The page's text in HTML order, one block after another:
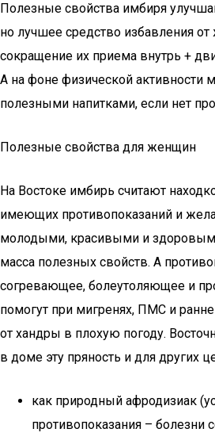
Полезные свойства имбиря
но лучшее средство избавления
сокращение их приема внутрь +
А на фоне физической активности
полезными напитками, если нет
Полезные свойства для женщин
На Востоке имбирь считают
имеющих противопоказаний и
молодыми, красивыми и
масса полезных свойств. А
согревающее, болеутоляющее и
помогут при мигренях, ПМС и
от хандры в плохую погоду.
в доме эту пряность и для других
как природный афродизиак
противопоказания – болезни